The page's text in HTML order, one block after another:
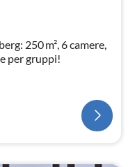
250 m², 6 camere,
per gruppi!